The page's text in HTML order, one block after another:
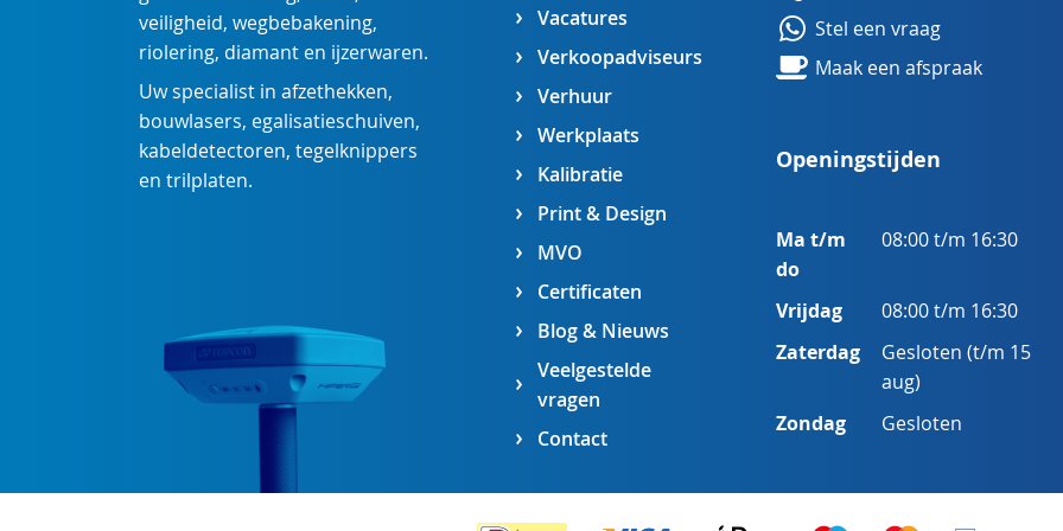
veiligheid, wegbebakening,
riolering, diamant en ijzerwaren.
Uw specialist in afzethekken,
bouwlasers, egalisatieschuiven,
kabeldetectoren, tegelknippers
en trilplaten.
Vacatures
Verkoopadviseurs
Verhuur
Werkplaats
Kalibratie
Print & Design
MVO
Certificaten
Blog & Nieuws
Veelgestelde
vragen
Contact
Stel een vraag
Maak een afspraak
Openingstijden
Ma t/m
do
08:00 t/m 16:30
Vrijdag 08:00 t/m 16:30
Zaterdag
Gesloten (t/m 15
aug)
Zondag Gesloten